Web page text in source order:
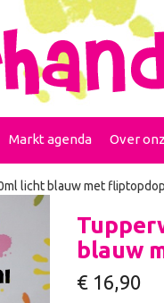
Markt agenda Over
licht blauw met
blauw
€16,90